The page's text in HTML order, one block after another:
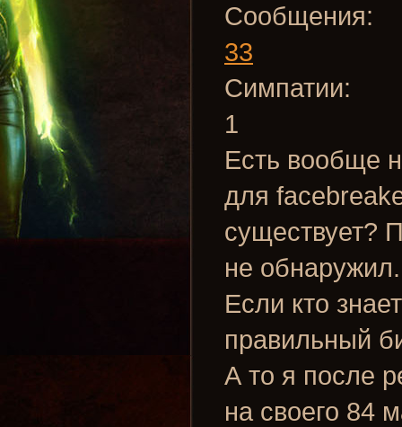
Сообщения:
33
Симпатии:
1
Есть вообще
для
существует?
не обнаружил.
Если кто
правильный
А то я после
на своего 84